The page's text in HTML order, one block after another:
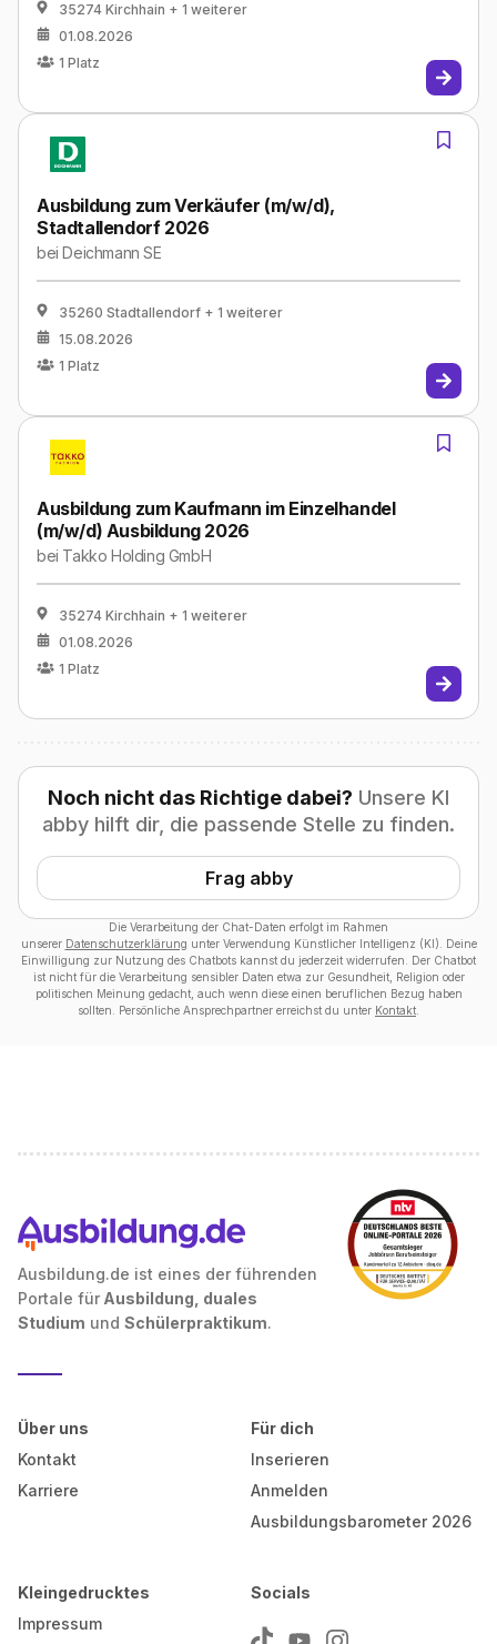
35274 Kirchhain + 1 weiterer
01.08.2026
1 Platz
Ausbildung zum Verkäufer (m/w/d),
Stadtallendorf 2026
beiDeichmann SE
35260 Stadtallendorf + 1 weiterer
15.08.2026
1 Platz
Ausbildung zum Kaufmann im Einzelhandel
(m/w/d) Ausbildung 2026
bei Takko Holding GmbH
35274 Kirchhain + 1 weiterer
01.08.2026
1 Platz
Noch nicht das Richtige dabei? Unsere KI
abby hilft dir, die passende Stelle zu finden.
Frag abby
Die Verarbeitung der Chat-Daten erfolgt im Rahmen
unserer Datenschutzerklärung unter Verwendung Künstlicher Intelligenz (KI). Deine
Einwilligung zur Nutzung des Chatbots kannst du jederzeit widerrufen. Der Chatbot
ist nicht für die Verarbeitung sensibler Daten etwa zur Gesundheit, Religion oder
politischen Meinung gedacht, auch wenn diese einen beruflichen Bezug haben
sollten. Persönliche Ansprechpartner erreichst du unter Kontakt
Ausbildung.de ist eines der führenden
Portale für Ausbildung, duales
Studium und Schülerpraktikum.
Über uns
Kontakt
Karriere
Für dich
Inserieren
Anmelden
Ausbildungsbarometer 2026
Kleingedrucktes
Impressum
Socials